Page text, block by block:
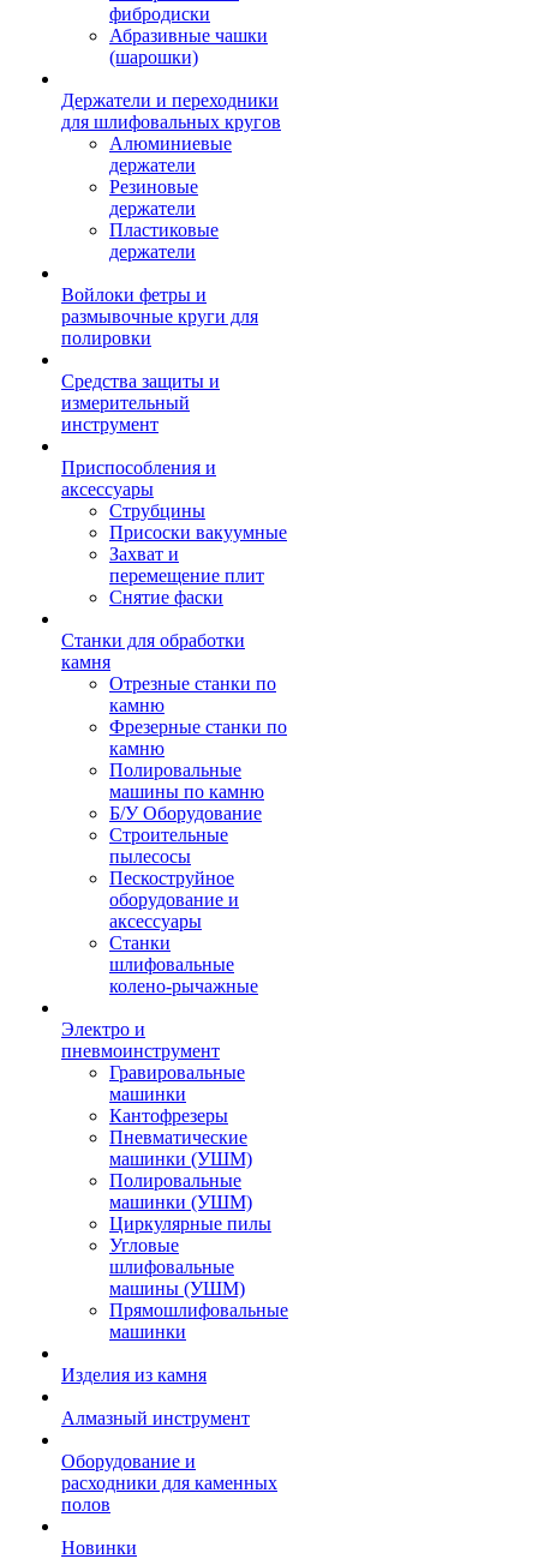
фибродиски
Абразивные чашки
(шарошки)
Держатели и переходники
для шлифовальных кругов
Алюминиевые
держатели
Резиновые
держатели
Пластиковые
держатели
Войлоки фетры и
размывочные круги для
полировки
Средства защиты и
измерительный
инструмент
Приспособления и
аксессуары
Струбцины
Присоски вакуумные
Захват и
перемещение плит
Снятие фаски
Станки для обработки
камня
Отрезные станки по
камню
Фрезерные станки по
камню
Полировальные
машины по камню
Б/У Оборудование
Строительные
пылесосы
Пескоструйное
оборудование и
аксессуары
Станки
шлифовальные
колено-рычажные
Электро и
пневмоинструмент
Гравировальные
машинки
Кантофрезеры
Пневматические
машинки (УШМ)
Полировальные
машинки (УШМ)
Циркулярные пилы
Угловые
шлифовальные
машины (УШМ)
Прямошлифовальные
машинки
Изделия из камня
Алмазный инструмент
Оборудование и
расходники для каменных
полов
Новинки